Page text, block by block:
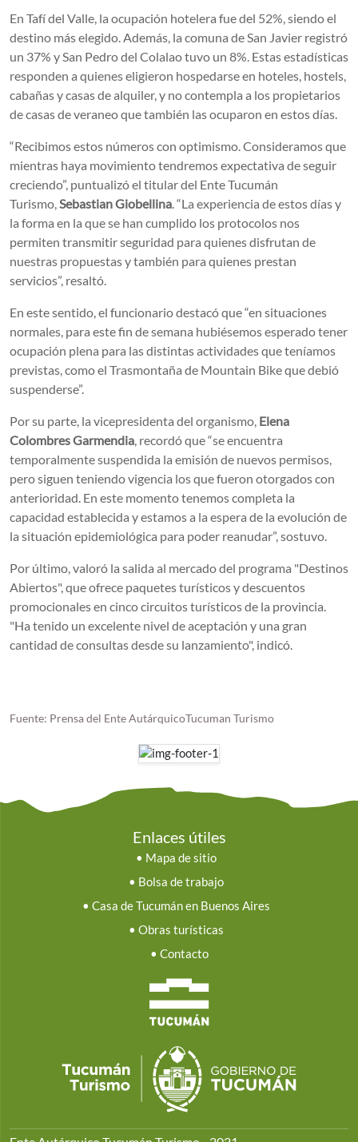
En Tafí del Valle, la ocupación hotelera fue del 52%, siendo el
destino más elegido. Además, la comuna de San Javier registró
un 37% y San Pedro del Colalao tuvo un 8%. Estas estadísticas
responden a quienes eligieron hospedarse en hoteles, hostels,
cabañas y casas de alquiler, y no contempla a los propietarios
de casas de veraneo que también las ocuparon en estos días.
“Recibimos estos números con optimismo. Consideramos que
mientras haya movimiento tendremos expectativa de seguir
creciendo”, puntualizó el titular del Ente Tucumán
Turismo, Sebastian Giobellina . “La experiencia de estos días y
la forma en la que se han cumplido los protocolos nos
permiten transmitir seguridad para quienes disfrutan de
nuestras propuestas y también para quienes prestan
servicios”, resaltó.
En este sentido, el funcionario destacó que “en situaciones
normales, para este fin de semana hubiésemos esperado tener
ocupación plena para las distintas actividades que teníamos
previstas, como el Trasmontaña de Mountain Bike que debió
suspenderse”.
Por su parte, la vicepresidenta del organismo, Elena
Colombres Garmendia , recordó que “se encuentra
temporalmente suspendida la emisión de nuevos permisos,
pero siguen teniendo vigencia los que fueron otorgados con
anterioridad. En este momento tenemos completa la
capacidad establecida y estamos a la espera de la evolución de
la situación epidemiológica para poder reanudar”, sostuvo.
Por último, valoró la salida al mercado del programa "Destinos
Abiertos", que ofrece paquetes turísticos y descuentos
promocionales en cinco circuitos turísticos de la provincia.
"Ha tenido un excelente nivel de aceptación y una gran
cantidad de consultas desde su lanzamiento", indicó.
Fuente: Prensa del Ente AutárquicoTucuman Turismo
Enlaces útiles
• Mapa de sitio
• Bolsa de trabajo
• Casa de Tucumán en Buenos Aires
• Obras turísticas
• Contacto